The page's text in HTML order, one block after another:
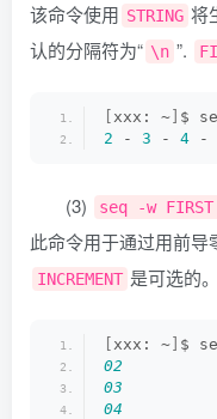
该命令使用 STRING 将
认的分隔符为“ \n ”.
xxx: ~ $
2 - 3 - 4 -
(3) seq -w FIRST
此命令用于通过用前导
INCREMENT 是可选的。
xxx: ~ $
02
03
04